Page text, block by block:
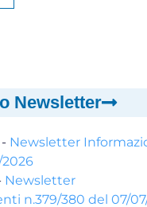
Newsletter
- Newsletter
2026
Newsletter
n.379/380 del 07/